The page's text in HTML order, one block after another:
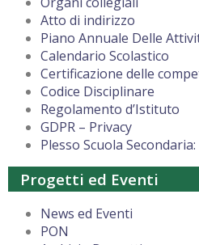
Atto di indirizzo
Piano Annuale Delle
Calendario Scolastico
Certificazione delle
Codice Disciplinare
Regolamento d’Istituto
GDPR – Privacy
Plesso Scuola
Progetti ed Eventi
News ed Eventi
PON